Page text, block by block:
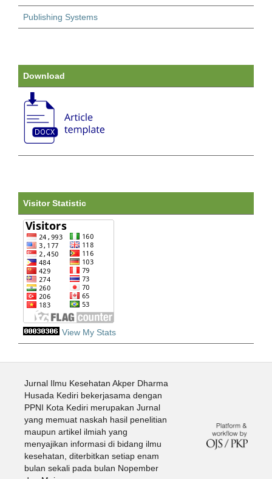
Publishing Systems
Download
Visitor Statistic
View My Stats
Jurnal Ilmu Kesehatan Akper Dharma
Husada Kediri bekerjasama dengan
PPNI Kota Kediri merupakan Jurnal
yang memuat naskah hasil penelitian
maupun artikel ilmiah yang
menyajikan informasi di bidang ilmu
kesehatan, diterbitkan setiap enam
bulan sekali pada bulan Nopember